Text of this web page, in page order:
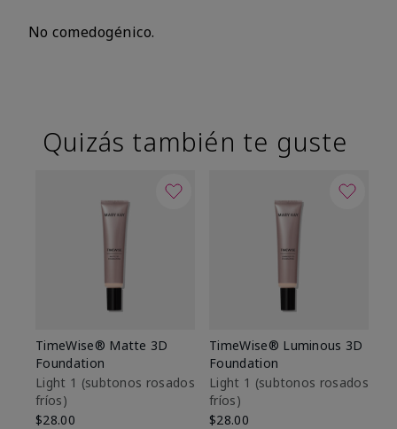
No comedogénico.
Quizás también te guste
TimeWise® Matte 3D
Foundation
Light 1​ (subtonos rosados
fríos)
$28.00
TimeWise® Luminous 3D
Foundation
Light 1​ (subtonos rosados
fríos)
$28.00